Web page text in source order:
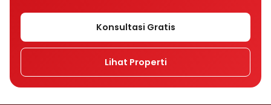
Konsultasi Gratis
Lihat Properti